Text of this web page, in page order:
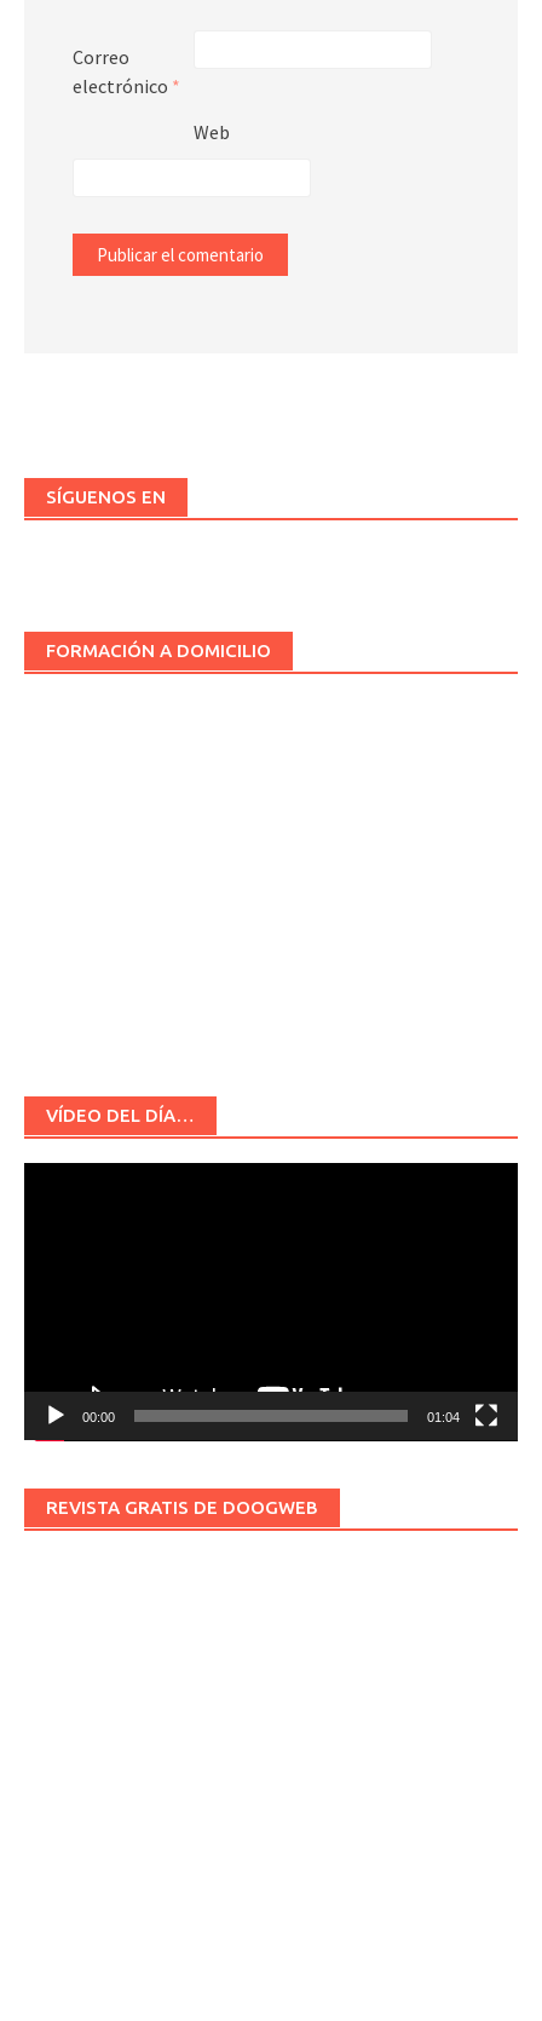
Correo
electrónico *
Web
SÍGUENOS EN
FORMACIÓN A DOMICILIO
VÍDEO DEL DÍA…
00:00 01:04
REVISTA GRATIS DE DOOGWEB